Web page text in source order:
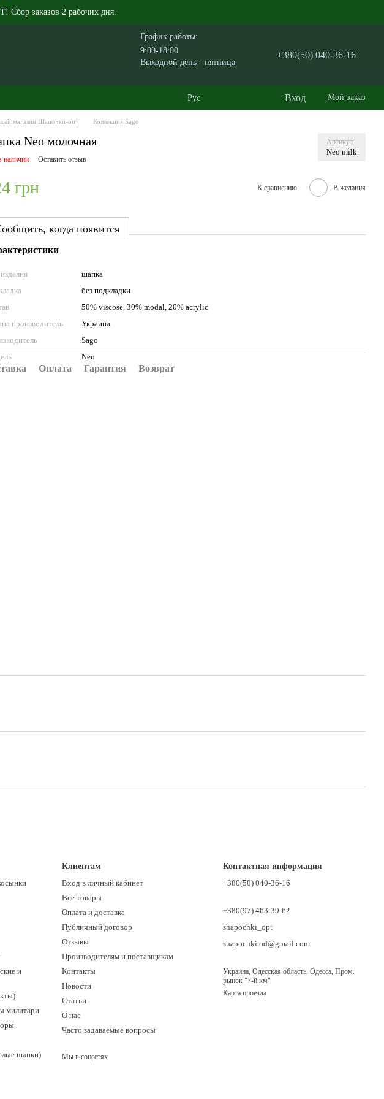
заказов 2 рабочих дня.
График работы:
9:00-18:00
Выходной день - пятница
+380(50) 040-36-16
Рус Вход Мой заказ
магазин Шапочки-опт Коллекция Sago
Neo молочная Артикул
Neo milk
наличии Оставить отзыв
грн К сравнению В желания
когда появится
шапка
без подкладки
50% viscose, 30% modal, 20% acrylic
производитель
Украина
Sago
Neo
Оплата Гарантия Возврат
и
милитари
шапки)
Клиентам
Вход в личный кабинет
Все товары
Оплата и доставка
Публичный договор
Отзывы
Производителям и поставщикам
Контакты
Новости
Статьи
О нас
Часто задаваемые вопросы
Мы в соцсетях
Контактная информация
+380(50) 040-36-16
+380(97) 463-39-62
shapochki_opt
shapochki.od@gmail.com
Украина, Одесская область, Одесса, Пром.
рынок "7-й км"
Карта проезда